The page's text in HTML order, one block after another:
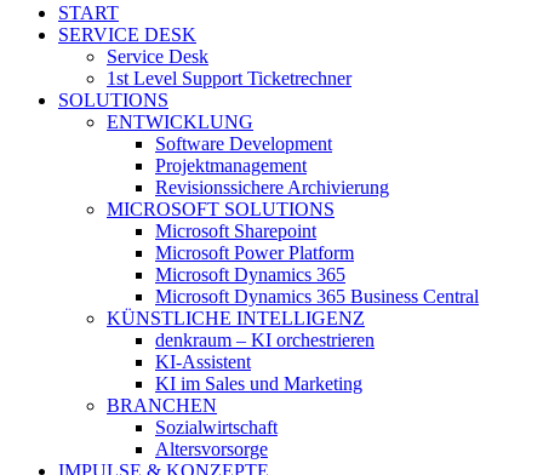
Close
Menu
START
SERVICE DESK
Service Desk
1st Level Support Ticketrechner
SOLUTIONS
ENTWICKLUNG
Software Development
Projektmanagement
Revisionssichere Archivierung
MICROSOFT SOLUTIONS
Microsoft Sharepoint
Microsoft Power Platform
Microsoft Dynamics 365
Microsoft Dynamics 365 Business Central
KÜNSTLICHE INTELLIGENZ
denkraum – KI orchestrieren
KI-Assistent
KI im Sales und Marketing
BRANCHEN
Sozialwirtschaft
Altersvorsorge